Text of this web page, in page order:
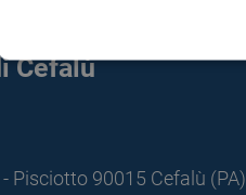
Cefalù
Pisciotto 90015 Cefalù (PA)